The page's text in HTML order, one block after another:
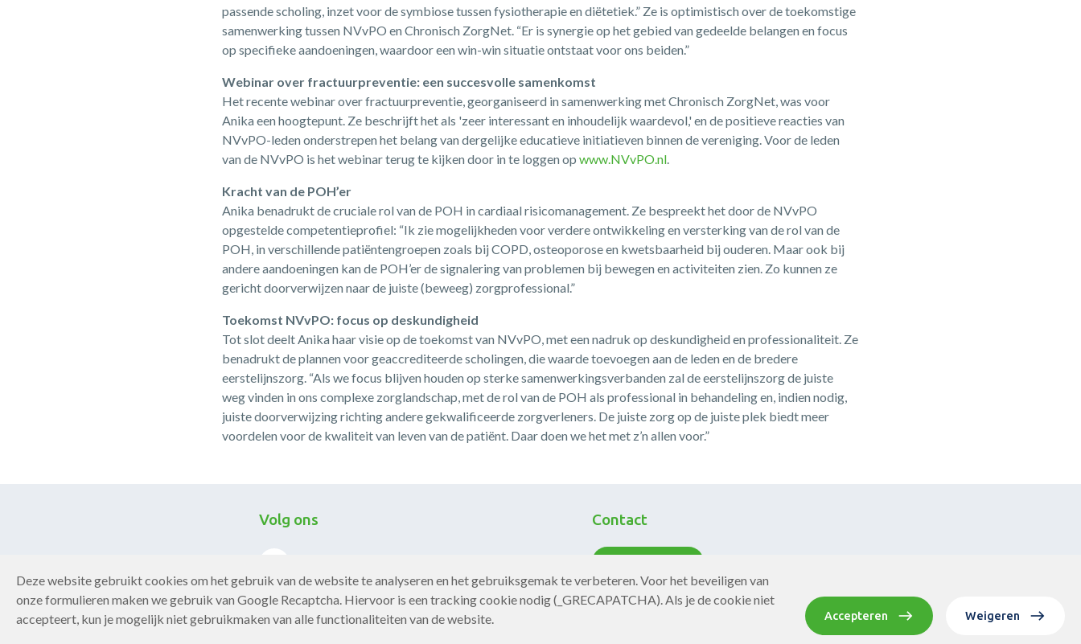
passende scholing, inzet voor de symbiose tussen fysiotherapie en diëtetiek.” Ze is optimistisch over de toekomstige
samenwerking tussen NVvPO en Chronisch ZorgNet. “Er is synergie op het gebied van gedeelde belangen en focus
op specifieke aandoeningen, waardoor een win-win situatie ontstaat voor ons beiden.”
Webinar over fractuurpreventie: een succesvolle samenkomst
Het recente webinar over fractuurpreventie, georganiseerd in samenwerking met Chronisch ZorgNet, was voor
Anika een hoogtepunt. Ze beschrijft het als 'zeer interessant en inhoudelijk waardevol,' en de positieve reacties van
NVvPO-leden onderstrepen het belang van dergelijke educatieve initiatieven binnen de vereniging. Voor de leden
van de NVvPO is het webinar terug te kijken door in te loggen opwww.NVvPO.nl.
Kracht van de POH’er
Anika benadrukt de cruciale rol van de POH in cardiaal risicomanagement. Ze bespreekt het door de NVvPO
opgestelde competentieprofiel: “Ik zie mogelijkheden voor verdere ontwikkeling en versterking van de rol van de
POH, in verschillende patiëntengroepen zoals bij COPD, osteoporose en kwetsbaarheid bij ouderen. Maar ook bij
andere aandoeningen kan de POH’er de signalering van problemen bij bewegen en activiteiten zien. Zo kunnen ze
gericht doorverwijzen naar de juiste (beweeg) zorgprofessional.”
Toekomst NVvPO: focus op deskundigheid
Tot slot deelt Anika haar visie op de toekomst van NVvPO, met een nadruk op deskundigheid en professionaliteit. Ze
benadrukt de plannen voor geaccrediteerde scholingen, die waarde toevoegen aan de leden en de bredere
eerstelijnszorg. “Als we focus blijven houden op sterke samenwerkingsverbanden zal de eerstelijnszorg de juiste
weg vinden in ons complexe zorglandschap, met de rol van de POH als professional in behandeling en, indien nodig,
juiste doorverwijzing richting andere gekwalificeerde zorgverleners. De juiste zorg op de juiste plek biedt meer
voordelen voor de kwaliteit van leven van de patiënt. Daar doen we het met z’n allen voor.”
Volg ons Contact
Deze website gebruikt cookies om het gebruik van de website te analyseren en het gebruiksgemak te verbeteren. Voor het beveiligen van
onze formulieren maken we gebruik van Google Recaptcha. Hiervoor is een tracking cookie nodig (_GRECAPATCHA). Als je de cookie niet
accepteert, kun je mogelijk niet gebruikmaken van alle functionaliteiten van de website.
Accepteren Weigeren